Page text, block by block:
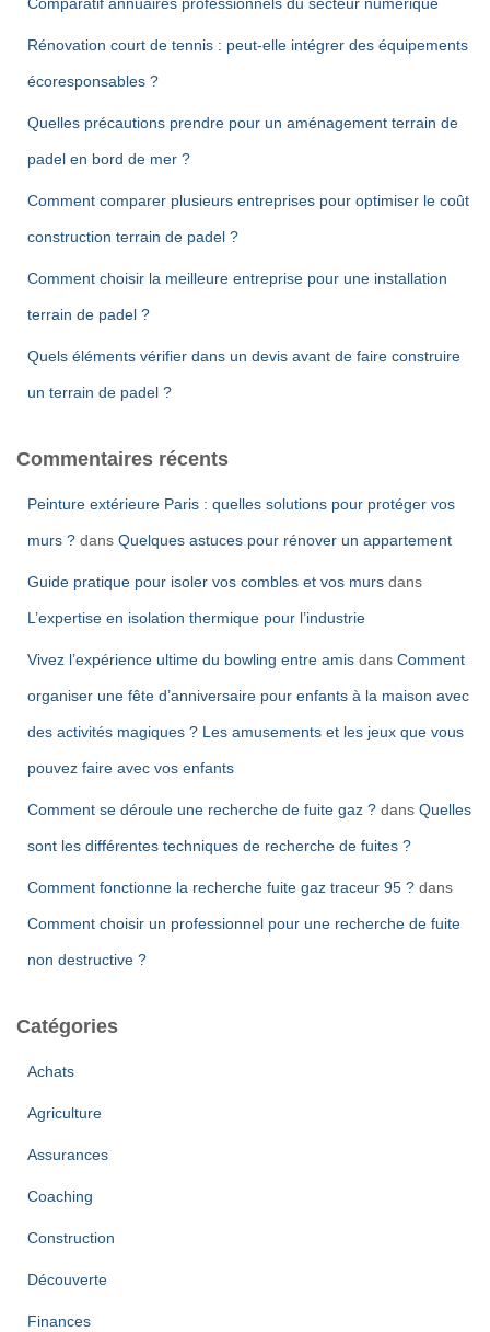
Rénovation court de tennis : peut-elle intégrer des équipements
écoresponsables ?
Quelles précautions prendre pour un aménagement terrain de
padel en bord de mer ?
Comment comparer plusieurs entreprises pour optimiser le coût
construction terrain de padel ?
Comment choisir la meilleure entreprise pour une installation
terrain de padel ?
Quels éléments vérifier dans un devis avant de faire construire
un terrain de padel ?
Commentaires récents
Peinture extérieure Paris : quelles solutions pour protéger vos
murs ? dans Quelques astuces pour rénover un appartement
Guide pratique pour isoler vos combles et vos murs dans
L’expertise en isolation thermique pour l’industrie
Vivez l’expérience ultime du bowling entre amis dans Comment
organiser une fête d’anniversaire pour enfants à la maison avec
des activités magiques ? Les amusements et les jeux que vous
pouvez faire avec vos enfants
Comment se déroule une recherche de fuite gaz ? dans Quelles
sont les différentes techniques de recherche de fuites ?
Comment fonctionne la recherche fuite gaz traceur 95 ? dans
Comment choisir un professionnel pour une recherche de fuite
non destructive ?
Catégories
Achats
Agriculture
Assurances
Coaching
Construction
Découverte
Finances